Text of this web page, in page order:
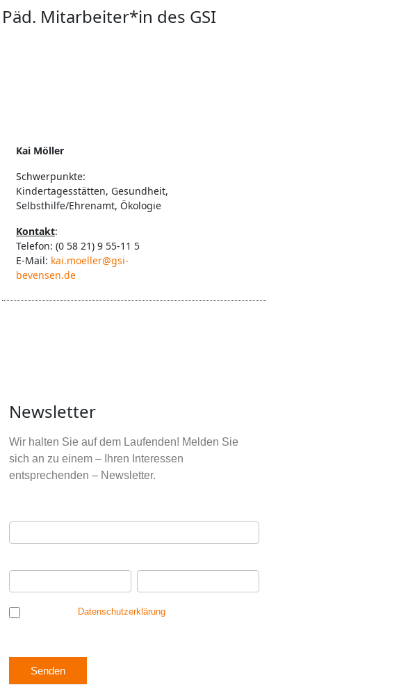
Päd. Mitarbeiter*in des GSI
Kai Möller
Schwerpunkte:
Kindertagesstätten, Gesundheit,
Selbsthilfe/Ehrenamt, Ökologie
Kontakt:
Telefon: (0 58 21) 9 55-11 5
E-Mail: kai.moeller@gsi-
bevensen.de
Newsletter
Wir halten Sie auf dem Laufenden! Melden Sie
sich an zu einem – Ihren Interessen
entsprechenden – Newsletter.
Newsletter
Anmeldung
Datenschutzerklärunggelesen und erkläre
Senden